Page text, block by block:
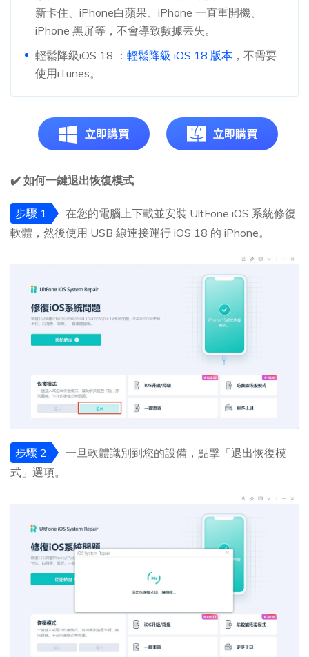
新卡住、iPhone白蘋果、iPhone 一直重開機、
iPhone 黑屏等，不會導致數據丟失。
輕鬆降級iOS 18 ： 輕鬆降級 iOS 18 版本 ，不需要
使用iTunes。
立即購買 立即購買
✔️ 如何一鍵退出恢復模式
步驟 1
在您的電腦上下載並安裝 UltFone iOS 系統修復
軟體，然後使用 USB 線連接運行 iOS 18 的 iPhone。
步驟 2
一旦軟體識別到您的設備，點擊「退出恢復模
式」選項。